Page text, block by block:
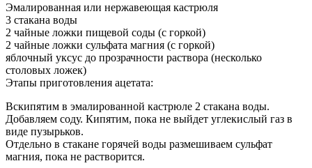
Эмалированная или нержавеющая кастрюля
3 стакана воды
2 чайные ложки пищевой соды (с горкой)
2 чайные ложки сульфата магния (с горкой)
яблочный уксус до прозрачности раствора (несколько
столовых ложек)
Этапы приготовления ацетата:
Вскипятим в эмалированной кастрюле 2 стакана воды.
Добавляем соду. Кипятим, пока не выйдет углекислый газ в
виде пузырьков.
Отдельно в стакане горячей воды размешиваем сульфат
магния, пока не растворится.